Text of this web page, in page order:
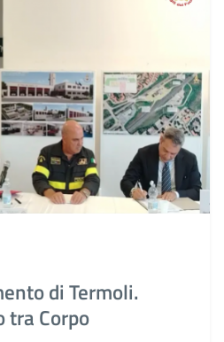
di Termoli.
tra Corpo